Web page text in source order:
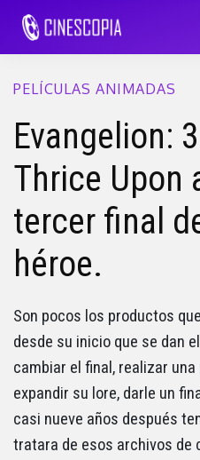
PELÍCULAS ANIMADAS
Evangelion:
Thrice Upon
tercer final
héroe.
Son pocos los productos
desde su inicio que se dan
cambiar el final, realizar
expandir su lore, darle un
casi nueve años después
tratara de esos archivos de